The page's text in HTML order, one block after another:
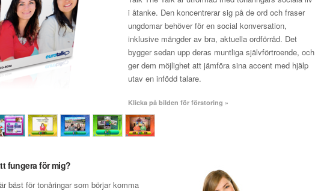
i åtanke. Den koncentrerar sig på de ord och fraser
ungdomar behöver för en social konversation,
inklusive mängder av bra, aktuella ordförråd. Det
bygger sedan upp deras muntliga självförtroende, och
ger dem möjlighet att jämföra sina accent med hjälp
utav en infödd talare.
Klicka på bilden för förstoring »
fungera för mig?
bäst för tonåringar som börjar komma